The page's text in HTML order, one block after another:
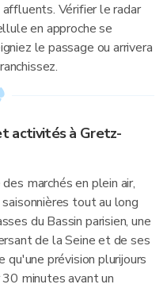
Vérifier le radar
en approche se
le passage ou arrivera
activités à Gretz-
marchés en plein air,
tout au long
du Bassin parisien, une
de la Seine et de ses
prévision plurijours
minutes avant un